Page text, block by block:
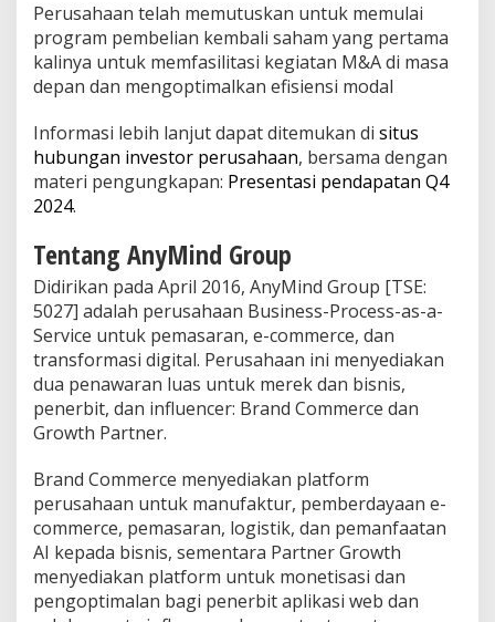
Perusahaan telah memutuskan untuk memulai
program pembelian kembali saham yang pertama
kalinya untuk memfasilitasi kegiatan M&A di masa
depan dan mengoptimalkan efisiensi modal
Informasi lebih lanjut dapat ditemukan di situs
hubungan investor perusahaan, bersama dengan
materi pengungkapan: Presentasi pendapatan Q4
2024.
Tentang AnyMind Group
Didirikan pada April 2016, AnyMind Group [TSE:
5027] adalah perusahaan Business-Process-as-a-
Service untuk pemasaran, e-commerce, dan
transformasi digital. Perusahaan ini menyediakan
dua penawaran luas untuk merek dan bisnis,
penerbit, dan influencer: Brand Commerce dan
Growth Partner.
Brand Commerce menyediakan platform
perusahaan untuk manufaktur, pemberdayaan e-
commerce, pemasaran, logistik, dan pemanfaatan
AI kepada bisnis, sementara Partner Growth
menyediakan platform untuk monetisasi dan
pengoptimalan bagi penerbit aplikasi web dan